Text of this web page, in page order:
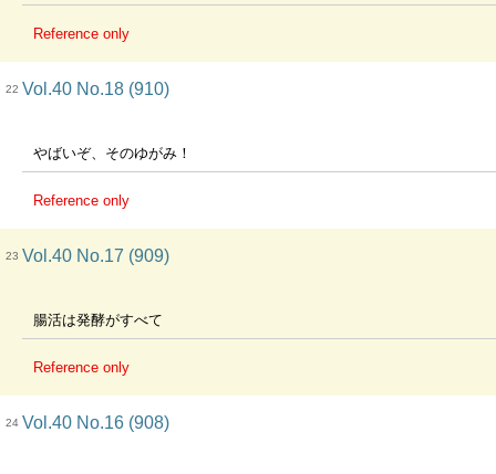
Reference only
22 Vol.40 No.18 (910)
やばいぞ、そのゆがみ！
Reference only
23 Vol.40 No.17 (909)
腸活は発酵がすべて
Reference only
24 Vol.40 No.16 (908)